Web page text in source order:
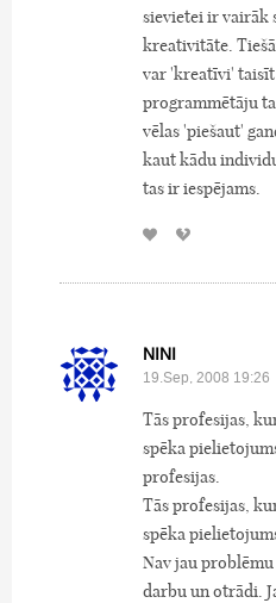
sievietei ir vairāk
kreativitāte.
var 'kreatīvi' taisīt
programmētāju
vēlas 'piešaut'
kaut kādu
tas ir iespējams.
NINI
19.Sep, 2008 19:26
Tās profesijas,
spēka
profesijas.
Tās profesijas,
spēka
Nav jau
darbu un otrādi.